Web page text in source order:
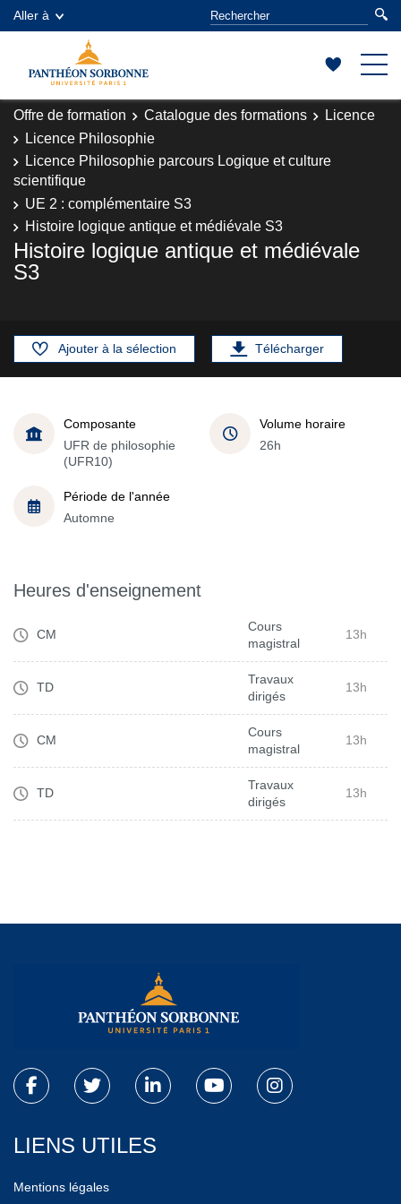
Aller à
Offre de formation Catalogue des formations
Licence
Licence Philosophie
Licence Philosophie parcours Logique et culture
scientifique
UE 2 : complémentaire S3
Histoire logique antique et médiévale S3
Histoire logique antique et médiévale
S3
Ajouter à la sélection Télécharger
Composante
UFR de philosophie
(UFR10)
Volume horaire
26h
Période de l'année
Automne
Heures d'enseignement
CM
Cours
magistral
13h
TD
Travaux
dirigés
13h
CM
Cours
magistral
13h
TD
Travaux
dirigés
13h
LIENS UTILES
Mentions légales